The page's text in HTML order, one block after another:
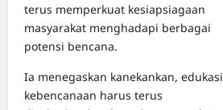
terus memperkuat kesiapsiagaan
masyarakat menghadapi berbagai
potensi bencana.
Ia menegaskan kanekankan, edukasi
kebencanaan harus terus